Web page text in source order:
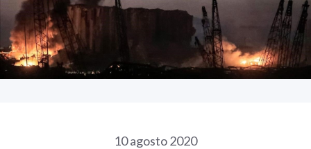
10 agosto 2020